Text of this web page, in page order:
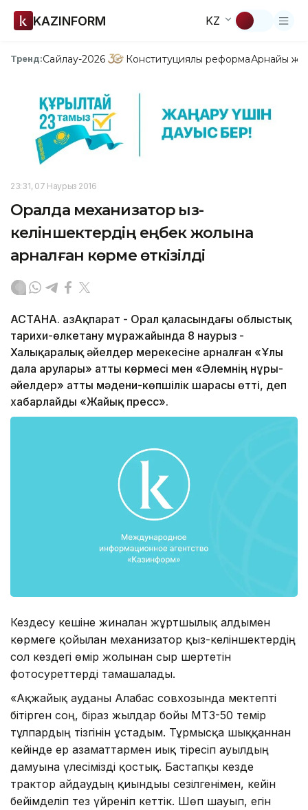
KAZINFORM KZ
Тренд:Сайлау-2026 Конституциялық реформаАрнайы
23:31, 07 Наурыз 2016
Оралда механизатор қыз-
келіншектердің еңбек жолына
арналған көрме өткізілді
АСТАНА. ҚазАқпарат - Орал қаласындағы облыстық
тарихи-өлкетану мұражайында 8 наурыз -
Халықаралық әйелдер мерекесіне арналған «Ұлы
дала арулары» атты көрмесі мен «Әлемнің нұры-
әйелдер» атты мәдени-көпшілік шарасы өтті, деп
хабарлайды «Жайық пресс».
Кездесу кешіне жиналған жұртшылық алдымен
көрмеге қойылған механизатор қыз-келіншектердің
сол кездегі өмір жолынан сыр шертетін
фотосуреттерді тамашалады.
«Ақжайық ауданы Алғабас совхозында мектепті
бітірген соң, біраз жылдар бойы МТЗ-50 темір
тұлпардың тізгінін ұстадым. Тұрмысқа шыққаннан
кейінде ер азаматтармен иық тіресіп ауылдың
дамуына үлесімізді қостық. Бастапқы кезде
трактор айдаудың қиындығы сезілгенімен, кейін
бейімделіп тез үйреніп кеттік. Шөп шауып, егін